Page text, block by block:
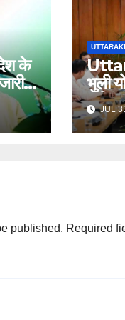
के
भुली
अधिक
आवेदन,
JUL
published. Required